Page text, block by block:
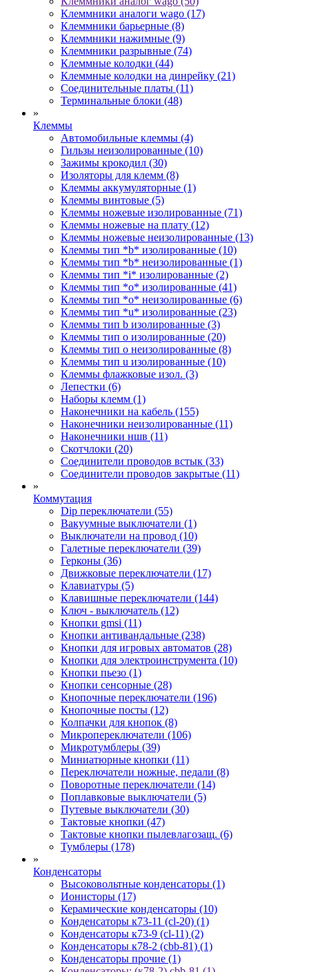
Клеммники аналоги wago (17)
Клеммники барьерные (8)
Клеммники нажимные (9)
Клеммники разрывные (74)
Клеммные колодки (44)
Клеммные колодки на динрейку (21)
Соединительные платы (11)
Терминальные блоки (48)
»
Клеммы
Автомобильные клеммы (4)
Гильзы неизолированные (10)
Зажимы крокодил (30)
Изоляторы для клемм (8)
Клеммы аккумуляторные (1)
Клеммы винтовые (5)
Клеммы ножевые изолированные (71)
Клеммы ножевые на плату (12)
Клеммы ножевые неизолированные (13)
Клеммы тип *b* изолированные (10)
Клеммы тип *b* неизолированные (1)
Клеммы тип *i* изолированные (2)
Клеммы тип *o* изолированные (41)
Клеммы тип *o* неизолированные (6)
Клеммы тип *u* изолированные (23)
Клеммы тип b изолированные (3)
Клеммы тип o изолированные (20)
Клеммы тип o неизолированные (8)
Клеммы тип u изолированные (10)
Клеммы флажковые изол. (3)
Лепестки (6)
Наборы клемм (1)
Наконечники на кабель (155)
Наконечники неизолированные (11)
Наконечники ншв (11)
Скотчлоки (20)
Соединители проводов встык (33)
Соединители проводов закрытые (11)
»
Коммутация
Dip переключатели (55)
Вакуумные выключатели (1)
Выключатели на провод (10)
Галетные переключатели (39)
Герконы (36)
Движковые переключатели (17)
Клавиатуры (5)
Клавишные переключатели (144)
Ключ - выключатель (12)
Кнопки gmsi (11)
Кнопки антивандальные (238)
Кнопки для игровых автоматов (28)
Кнопки для электроинструмента (10)
Кнопки пьезо (1)
Кнопки сенсорные (28)
Кнопочные переключатели (196)
Кнопочные посты (12)
Колпачки для кнопок (8)
Микропереключатели (106)
Микротумблеры (39)
Миниатюрные кнопки (11)
Переключатели ножные, педали (8)
Поворотные переключатели (14)
Поплавковые выключатели (5)
Путевые выключатели (30)
Тактовые кнопки (47)
Тактовые кнопки пылевлагозащ. (6)
Тумблеры (178)
»
Конденсаторы
Высоковольтные конденсаторы (1)
Ионисторы (17)
Керамические конденсаторы (10)
Конденсаторы к73-11 (cl-20) (1)
Конденсаторы к73-9 (cl-11) (2)
Конденсаторы к78-2 (cbb-81) (1)
Конденсаторы прочие (1)